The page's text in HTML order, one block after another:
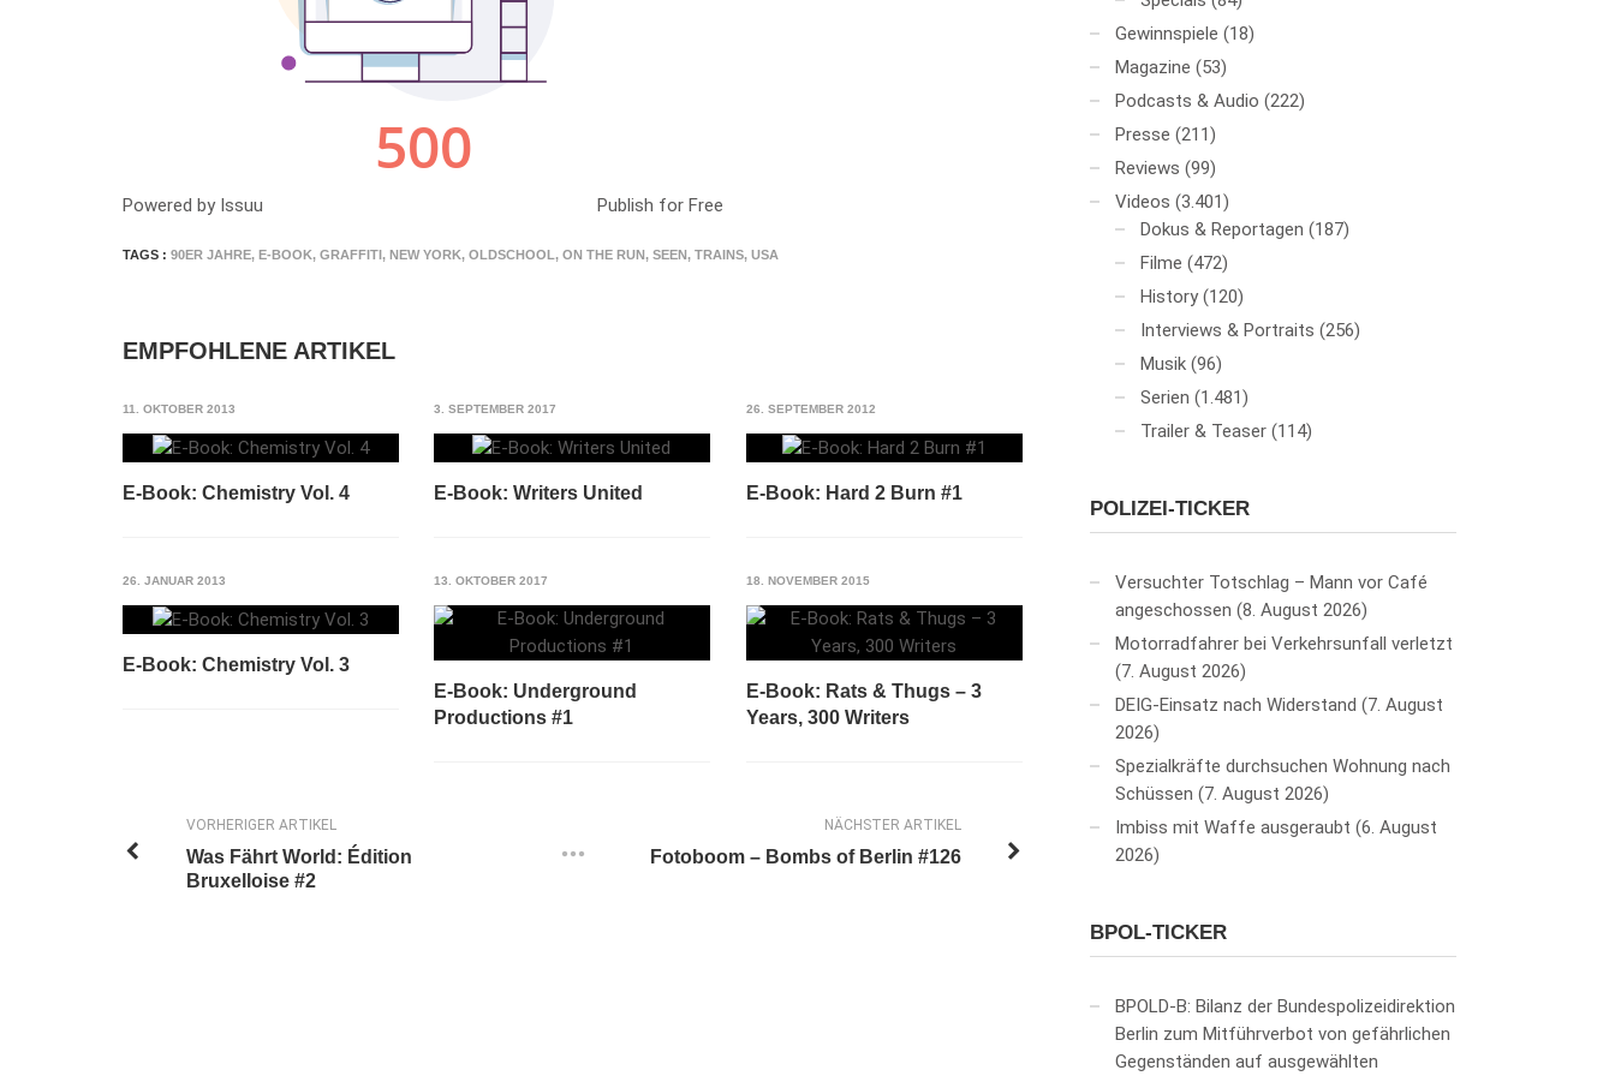
Powered by Issuu Publish for Free
TAGS : 90ER JAHRE, E-BOOK, GRAFFITI, NEW YORK, OLDSCHOOL , ON THE RUN, SEEN, TRAINS, USA
EMPFOHLENE ARTIKEL
11. OKTOBER 2013
E-Book: Chemistry Vol. 4
3. SEPTEMBER 2017
E-Book: Writers United
26. SEPTEMBER 2012
E-Book: Hard 2 Burn #1
26. JANUAR 2013
E-Book: Chemistry Vol. 3
13. OKTOBER 2017
E-Book: Underground
Productions #1
18. NOVEMBER 2015
E-Book: Rats & Thugs – 3
Years, 300 Writers
NÄCHSTER ARTIKEL
Fotoboom – Bombs of Berlin #126
VORHERIGER ARTIKEL
Was Fährt World: Édition
Bruxelloise #2
Gewinnspiele (18)
Magazine (53)
Podcasts & Audio (222)
Presse (211)
Reviews (99)
Videos (3.401)
Dokus & Reportagen (187)
Filme (472)
History (120)
Interviews & Portraits (256)
Musik (96)
Serien (1.481)
Trailer & Teaser (114)
POLIZEI-TICKER
Versuchter Totschlag – Mann vor Café
angeschossen 8. August 2026
Motorradfahrer bei Verkehrsunfall verletzt
7. August 2026
DEIG-Einsatz nach Widerstand
7. August
2026
Spezialkräfte durchsuchen Wohnung nach
Schüssen
7. August 2026
Imbiss mit Waffe ausgeraubt 6. August
2026
BPOL-TICKER
BPOLD-B: Bilanz der Bundespolizeidirektion
Berlin zum Mitführverbot von gefährlichen
Gegenständen auf ausgewählten